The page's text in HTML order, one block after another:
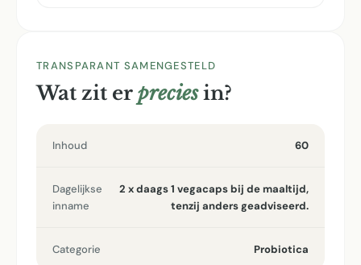
TRANSPARANT SAMENGESTELD
Wat zit er preciesin?
Inhoud 60
Dagelijkse
inname
2 x daags 1 vegacaps bij de maaltijd,
tenzij anders geadviseerd.
Categorie Probiotica